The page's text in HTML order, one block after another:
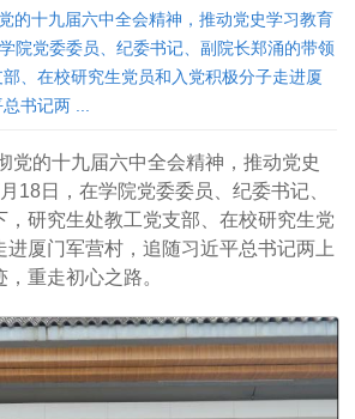
的十九届六中全会精神，推动党史学习教育
院党委委员、纪委书记、副院长郑涌的带领
、在校研究生党员和入党积极分子走进厦
书记两 ...
党的十九届六中全会精神，推动党史
18日，在学院党委委员、纪委书记、
，研究生处教工党支部、在校研究生党
进厦门军营村，追随习近平总书记两上
重走初心之路。